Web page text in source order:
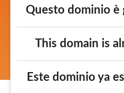
Questo dominio è
This domain is
Este dominio ya